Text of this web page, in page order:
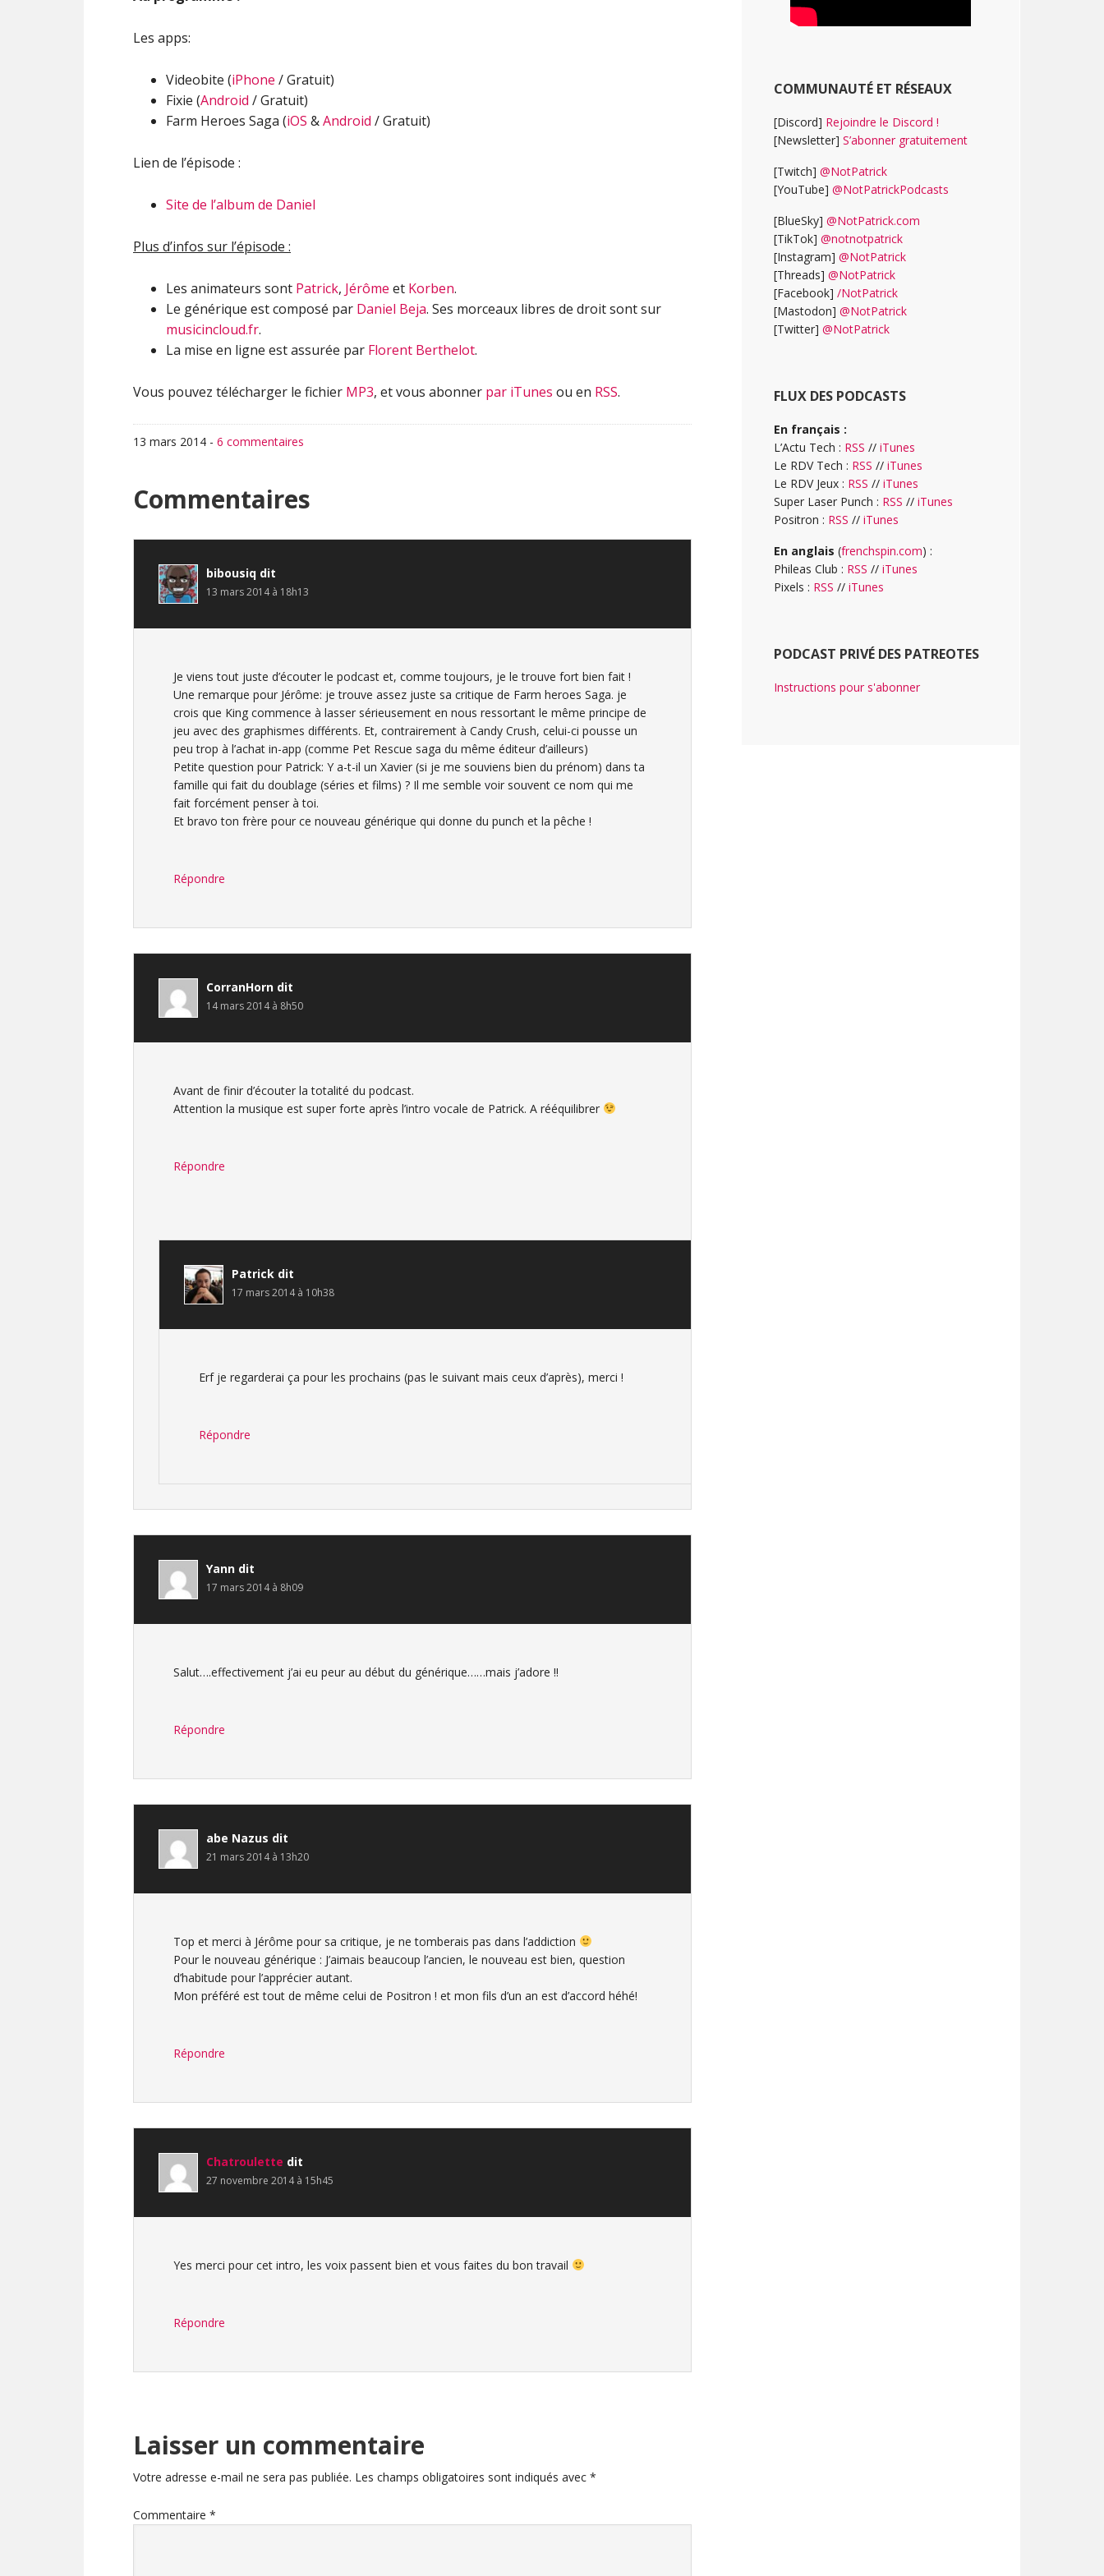
Les apps:
Videobite (iPhone / Gratuit)
Fixie (Android / Gratuit)
Farm Heroes Saga (iOS &Android / Gratuit)
Lien de l’épisode :
Site de l’album de Daniel
Plus d’infos sur l’épisode :
Les animateurs sont Patrick, Jérôme et Korben.
Le générique est composé par Daniel Beja. Ses morceaux libres de droit sont sur
musicincloud.fr.
La mise en ligne est assurée par Florent Berthelot.
Vous pouvez télécharger le fichier MP3, et vous abonner par iTunes ou en RSS.
13 mars 2014 - 6 commentaires
Interactions
du
lecteur
Commentaires
bibousiq dit
13 mars 2014 à 18h13
Je viens tout juste d’écouter le podcast et, comme toujours, je le trouve fort bien fait !
Une remarque pour Jérôme: je trouve assez juste sa critique de Farm heroes Saga. je
crois que King commence à lasser sérieusement en nous ressortant le même principe de
jeu avec des graphismes différents. Et, contrairement à Candy Crush, celui-ci pousse un
peu trop à l’achat in-app (comme Pet Rescue saga du même éditeur d’ailleurs)
Petite question pour Patrick: Y a-t-il un Xavier (si je me souviens bien du prénom) dans ta
famille qui fait du doublage (séries et films) ? Il me semble voir souvent ce nom qui me
fait forcément penser à toi.
Et bravo ton frère pour ce nouveau générique qui donne du punch et la pêche !
Répondre
CorranHorn dit
14 mars 2014 à 8h50
Avant de finir d’écouter la totalité du podcast.
Attention la musique est super forte après l’intro vocale de Patrick. A rééquilibrer
Répondre
Patrick dit
17 mars 2014 à 10h38
Erf je regarderai ça pour les prochains (pas le suivant mais ceux d’après), merci !
Répondre
Yann dit
17 mars 2014 à 8h09
Salut….effectivement j’ai eu peur au début du générique……mais j’adore !!
Répondre
abe Nazus dit
21 mars 2014 à 13h20
Top et merci à Jérôme pour sa critique, je ne tomberais pas dans l’addiction
Pour le nouveau générique : J’aimais beaucoup l’ancien, le nouveau est bien, question
d’habitude pour l’apprécier autant.
Mon préféré est tout de même celui de Positron ! et mon fils d’un an est d’accord héhé!
Répondre
Chatroulette dit
27 novembre 2014 à 15h45
Yes merci pour cet intro, les voix passent bien et vous faites du bon travail
Répondre
Laisser un commentaire
Votre adresse e-mail ne sera pas publiée. Les champs obligatoires sont indiqués avec *
Commentaire *
COMMUNAUTÉ ET RÉSEAUX
[Discord] Rejoindre le Discord !
[Newsletter] S’abonner gratuitement
[Twitch] @NotPatrick
[YouTube] @NotPatrickPodcasts
[BlueSky] @NotPatrick.com
[TikTok] @notnotpatrick
[Instagram] @NotPatrick
[Threads] @NotPatrick
[Facebook] /NotPatrick
[Mastodon] @NotPatrick
[Twitter] @NotPatrick
FLUX DES PODCASTS
En français :
L’Actu Tech : RSS // iTunes
Le RDV Tech : RSS // iTunes
Le RDV Jeux : RSS // iTunes
Super Laser Punch : RSS // iTunes
Positron : RSS // iTunes
En anglais (frenchspin.com) :
Phileas Club : RSS // iTunes
Pixels : RSS // iTunes
PODCAST PRIVÉ DES PATREOTES
Instructions pour s'abonner